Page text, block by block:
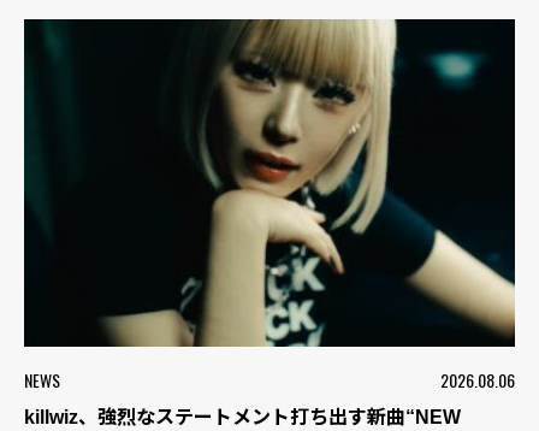
NEWS 2026.08.06
killwiz、強烈なステートメント打ち出す新曲“NEW